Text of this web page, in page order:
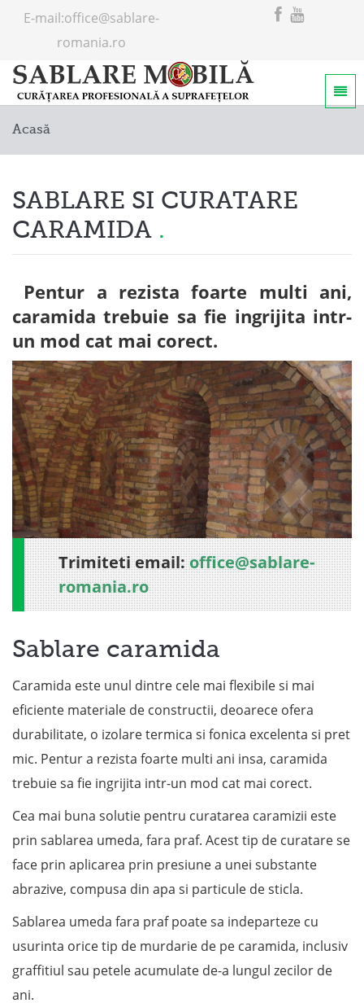
E-mail:office@sablare-
romania.ro
Home
Servicii
Despre noi
Acasă
SABLARE SI CURATARE
CARAMIDA
Pentur a rezista foarte multi ani,
caramida trebuie sa fie ingrijita intr-
un mod cat mai corect.
Trimiteti email:office@sablare-
romania.ro
Sablare caramida
Caramida este unul dintre cele mai flexibile si mai
eficiente materiale de constructii, deoarece ofera
durabilitate, o izolare termica si fonica excelenta si pret
mic. Pentur a rezista foarte multi ani insa, caramida
trebuie sa fie ingrijita intr-un mod cat mai corect.
Cea mai buna solutie pentru curatarea caramizii este
prin sablarea umeda, fara praf. Acest tip de curatare se
face prin aplicarea prin presiune a unei substante
abrazive, compusa din apa si particule de sticla.
Sablarea umeda fara praf poate sa indeparteze cu
usurinta orice tip de murdarie de pe caramida, inclusiv
graffitiul sau petele acumulate de-a lungul zecilor de
ani.